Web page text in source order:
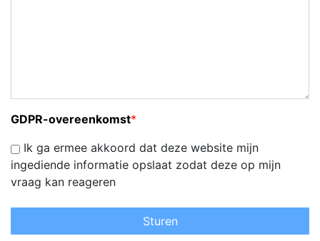
GDPR-overeenkomst*
Ik ga ermee akkoord dat deze website mijn
ingediende informatie opslaat zodat deze op mijn
vraag kan reageren
Sturen